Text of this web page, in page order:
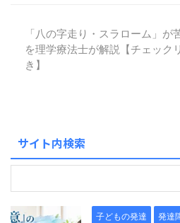
「八の字走り・スラローム」が
を理学療法士が解説【チェック
き】
サイト内検索
子どもの発達 発達